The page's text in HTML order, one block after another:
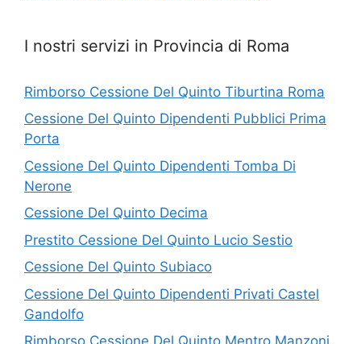
I nostri servizi in Provincia di Roma
Rimborso Cessione Del Quinto Tiburtina Roma
Cessione Del Quinto Dipendenti Pubblici Prima
Porta
Cessione Del Quinto Dipendenti Tomba Di
Nerone
Cessione Del Quinto Decima
Prestito Cessione Del Quinto Lucio Sestio
Cessione Del Quinto Subiaco
Cessione Del Quinto Dipendenti Privati Castel
Gandolfo
Rimborso Cessione Del Quinto Mentro Manzoni